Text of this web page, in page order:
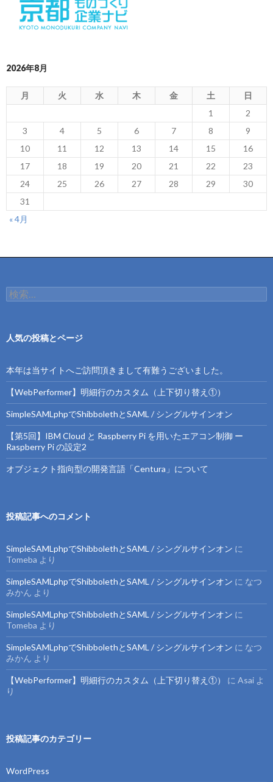
2026年8月
月 火 水 木 金 土
日
1
2
3
4 5 6 7 8
9
10
11 12 13 14 15
16
17
18 19 20 21 22
23
24
25 26 27 28 29
30
31
« 4月
検
索:
人気の投稿とページ
本年は当サイトへご訪問頂きまして有難うございました。
【WebPerformer】明細行のカスタム（上下切り替え①）
SimpleSAMLphpでShibbolethとSAML / シングルサインオン
【第5回】IBM Cloud と Raspberry Pi を用いたエアコン制御 ー
Raspberry Pi の設定2
オブジェクト指向型の開発言語「Centura」について
投稿記事へのコメント
SimpleSAMLphpでShibbolethとSAML / シングルサインオン に
Tomeba より
SimpleSAMLphpでShibbolethとSAML / シングルサインオン に なつ
みかん より
SimpleSAMLphpでShibbolethとSAML / シングルサインオン に
Tomeba より
SimpleSAMLphpでShibbolethとSAML / シングルサインオン に なつ
みかん より
【WebPerformer】明細行のカスタム（上下切り替え①） に Asai よ
り
投稿記事のカテゴリー
WordPress